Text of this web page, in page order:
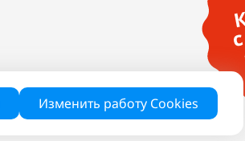
Изменить работу Cookies